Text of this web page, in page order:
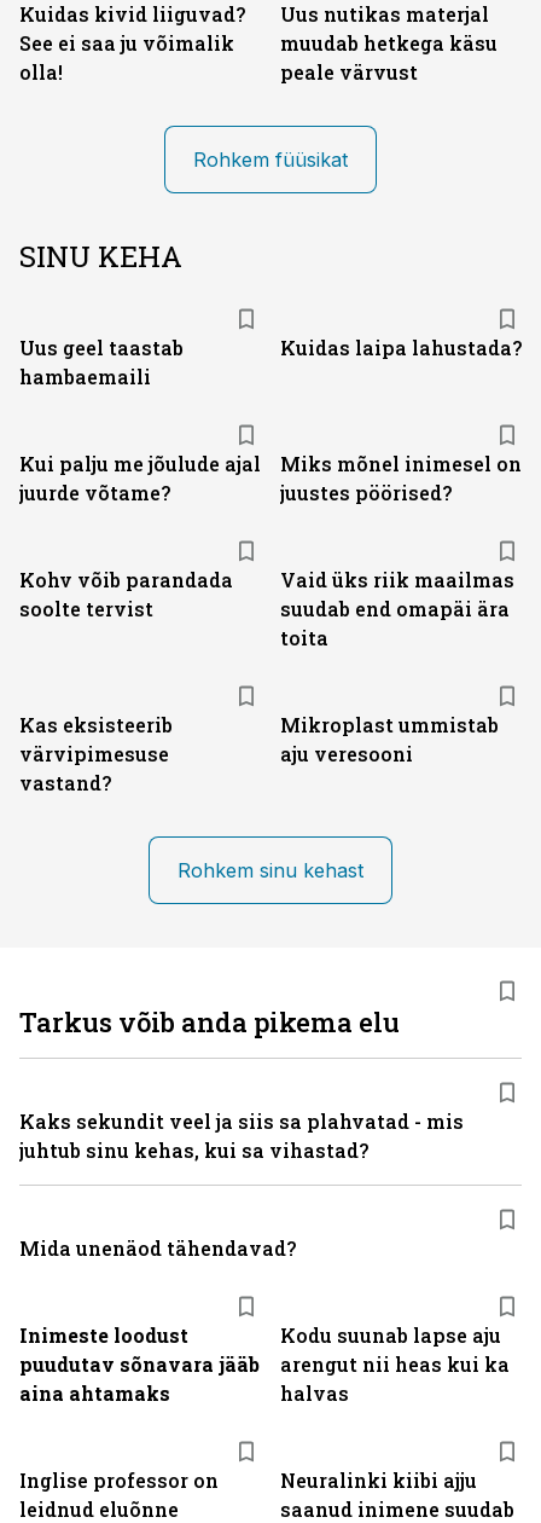
Kuidas kivid liiguvad?
See ei saa ju võimalik
olla!
Uus nutikas materjal
muudab hetkega käsu
peale värvust
Rohkem füüsikat
SINU KEHA
Uus geel taastab
hambaemaili
Kuidas laipa lahustada?
Kui palju me jõulude ajal
juurde võtame?
Miks mõnel inimesel on
juustes pöörised?
Kohv võib parandada
soolte tervist
Vaid üks riik maailmas
suudab end omapäi ära
toita
Kas eksisteerib
värvipimesuse
vastand?
Mikroplast ummistab
aju veresooni
Rohkem sinu kehast
Inimeste loodust
puudutav sõnavara jääb
aina ahtamaks
Kodu suunab lapse aju
arengut nii heas kui ka
halvas
Inglise professor on
leidnud eluõnne
Neuralinki kiibi ajju
saanud inimene suudab
Tarkus võib anda pikema elu
Kaks sekundit veel ja siis sa plahvatad - mis
juhtub sinu kehas, kui sa vihastad?
Mida unenäod tähendavad?